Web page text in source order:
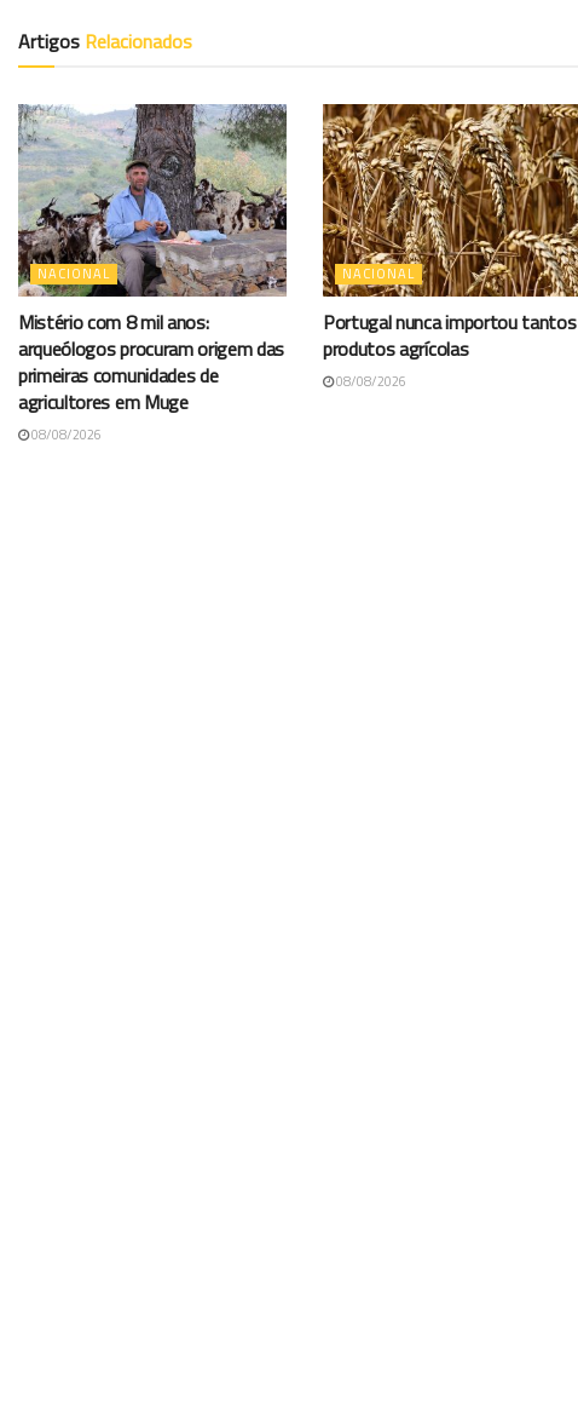
Artigos Relacionados
NACIONAL
Mistério com 8 mil anos:
arqueólogos procuram origem das
primeiras comunidades de
agricultores em Muge
08/08/2026
NACIONAL
Portugal nunca importou tantos
produtos agrícolas
08/08/2026